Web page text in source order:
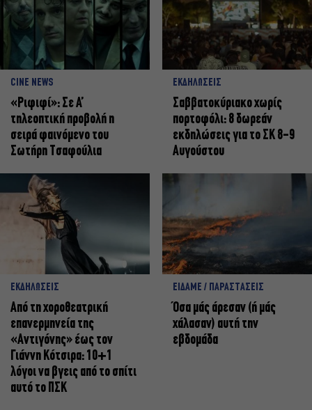
CINE NEWS
«Ριφιφί»: Σε Α’
τηλεοπτική προβολή η
σειρά φαινόμενο του
Σωτήρη Τσαφούλια
ΕΚΔΗΛΩΣΕΙΣ
Σαββατοκύριακο χωρίς
πορτοφόλι: 8 δωρεάν
εκδηλώσεις για το ΣΚ 8-9
Αυγούστου
ΕΚΔΗΛΩΣΕΙΣ
Από τη χοροθεατρική
επανερμηνεία της
«Αντιγόνης» έως τον
Γιάννη Κότσιρα: 10+1
λόγοι να βγεις από το σπίτι
αυτό το ΠΣΚ
ΕΙΔΑΜΕ / ΠΑΡΑΣΤΑΣΕΙΣ
Όσα μάς άρεσαν (ή μάς
χάλασαν) αυτή την
εβδομάδα